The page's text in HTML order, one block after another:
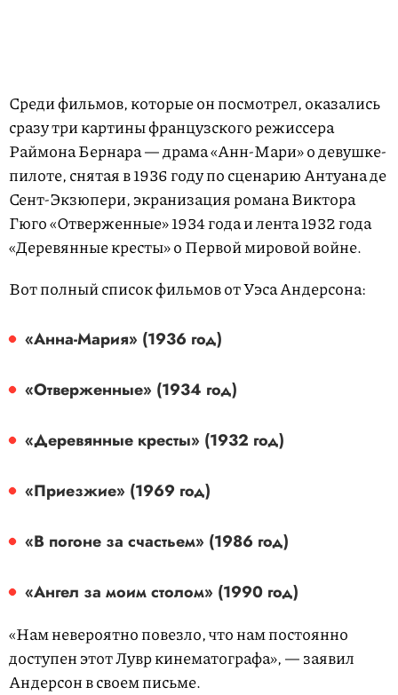
Среди фильмов, которые он посмотрел, оказались
сразу три картины французского режиссера
Раймона Бернара — драма «Анн-Мари» о девушке-
пилоте, снятая в 1936 году по сценарию Антуана де
Сент-Экзюпери, экранизация романа Виктора
Гюго «Отверженные» 1934 года и лента 1932 года
«Деревянные кресты» о Первой мировой войне.
Вот полный список фильмов от Уэса Андерсона:
«Анна-Мария» (1936 год)
«Отверженные» (1934 год)
«Деревянные кресты» (1932 год)
«Приезжие» (1969 год)
«В погоне за счастьем» (1986 год)
«Ангел за моим столом» (1990 год)
«Нам невероятно повезло, что нам постоянно
доступен этот Лувр кинематографа», — заявил
Андерсон в своем письме.